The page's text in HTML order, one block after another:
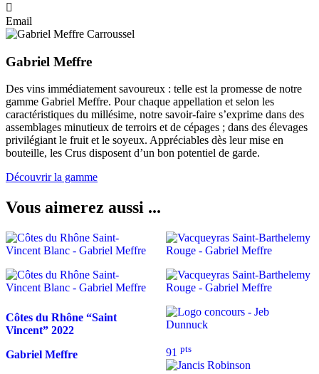
Email
Gabriel Meffre
Des vins immédiatement savoureux : telle est la promesse de notre
gamme Gabriel Meffre. Pour chaque appellation et selon les
caractéristiques du millésime, notre savoir-faire s’exprime dans des
assemblages minutieux de terroirs et de cépages ; dans des élevages
privilégiant le fruit et le soyeux. Appréciables dès leur mise en
bouteille, les Crus disposent d’un bon potentiel de garde.
Découvrir la gamme
Vous aimerez aussi ...
Côtes du Rhône “Saint
Vincent” 2022
Gabriel Meffre
91 pts